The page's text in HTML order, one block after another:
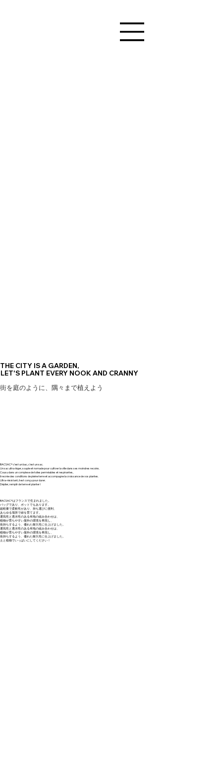
THE CITY IS A GARDEN,
LET'S PLANT EVERY NOOK AND CRANNY
街を庭のように、隅々まで植えよう
BACSAC® c’est un bac, c’est un sac.
Un sac ultra-léger, souple et nomade pour cultiver la ville dans ses moindres recoins.
Cousu dans un complexe de toiles perméables et respirantes,
il recrée des conditions de pleine terre et accompagne la croissance de vos plantes.
Ultra-résistant, il est conçu pour durer.
Déplier, remplir de terre et planter !
BACSAC®はフランスで生まれました。
バッグであり、ポットでもあります。
超軽量で柔軟性があり、持ち運びに便利、
あらゆる場所で緑を育てます。
通気性と透水性のある布地の組み合わせは、
植物が育ちやすい屋外の環境を再現し、
長持ちするよう、優れた耐久性に仕上げました。
通気性と透水性のある布地の組み合わせは、
植物が育ちやすい屋外の環境を再現し、
長持ちするよう、優れた耐久性に仕上げました。
土と植物でいっぱいにしてください！